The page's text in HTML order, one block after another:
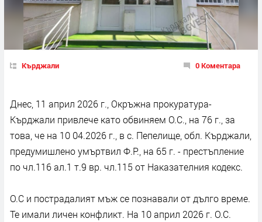
Кърджали 0 Коментара
Днес, 11 април 2026 г., Окръжна прокуратура-
Кърджали привлече като обвиняем О.С., на 76 г., за
това, че на 10 04.2026 г., в с. Пепелище, обл. Кърджали,
предумишлено умъртвил Ф.Р., на 65 г. - престъпление
по чл.116 ал.1 т.9 вр. чл.115 от Наказателния кодекс.
О.С и пострадалият мъж се познавали от дълго време.
Те имали личен конфликт. На 10 април 2026 г. О.С.